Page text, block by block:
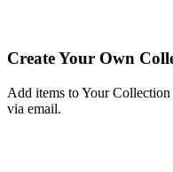
Create Your Own
Add items to Your
via email.